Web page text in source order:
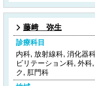
藤﨑 弥生
診療科目
内科, 放射線科, 消化器
ビリテーション科, 外
ク, 肛門科